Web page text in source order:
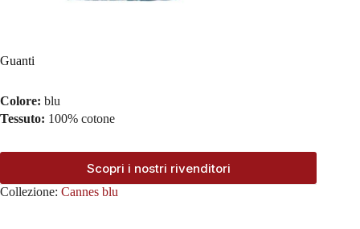
Guanti
Colore: blu
Tessuto: 100% cotone
Scopri i nostri rivenditori
Collezione: Cannes blu